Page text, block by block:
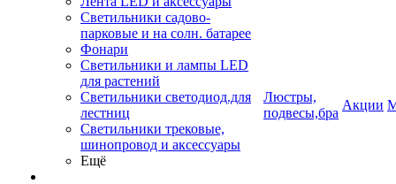
Светильники садово-
парковые и на солн. батарее
Фонари
Светильники и лампы LED
для растений
Светильники светодиод.для
лестниц
Светильники трековые,
шинопровод и аксессуары
Ещё
Люстры,
подвесы,бра
Акции